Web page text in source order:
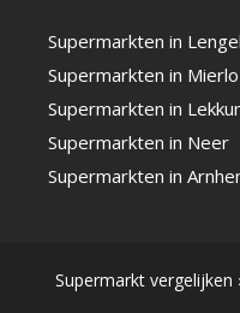
Supermarkten in Lengel
Supermarkten in Mierlo
Supermarkten in
Supermarkten in Neer
Supermarkten in
Supermarkt vergelijken